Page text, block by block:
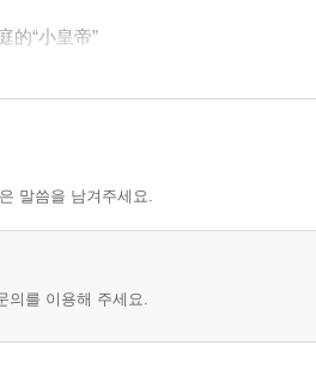
的“小皇帝”
말씀을 남겨주세요.
의를 이용해 주세요.